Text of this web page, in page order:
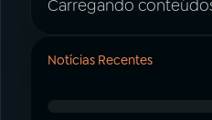
Carregando
Notícias Recentes